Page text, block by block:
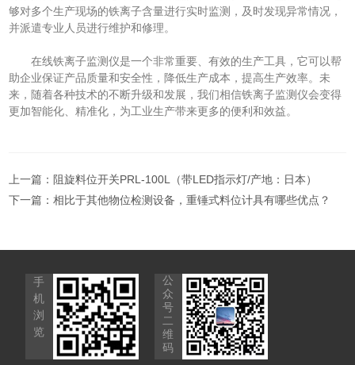
够对多个生产现场的铁离子含量进行实时监测，及时发现异常情况，
并派遣专业人员进行维护和修理。
在线铁离子监测仪是一个非常重要、有效的生产工具，它可以帮
助企业保证产品质量和安全性，降低生产成本，提高生产效率。未
来，随着各种技术的不断升级和发展，我们相信铁离子监测仪会变得
更加智能化、精准化，为工业生产带来更多的便利和效益。
上一篇： 阻旋料位开关PRL-100L（带LED指示灯/产地：日本）
下一篇：相比于其他物位检测设备，重锤式料位计具有哪些优点？
手
机
浏
览
公
众
号
二
维
码